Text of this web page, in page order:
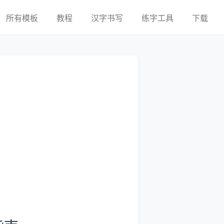
所有模板 教程 汉字书写 练字工具 下载